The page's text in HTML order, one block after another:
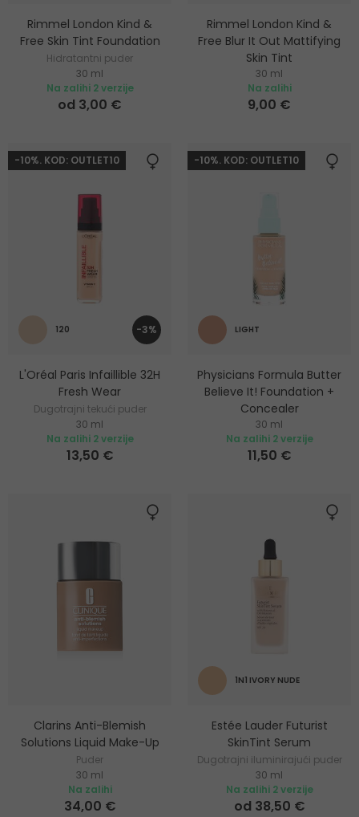
Rimmel London Kind &
Free Skin Tint Foundation
Hidratantni puder
30 ml
Na zalihi 2 verzije
od 3,00 €
Rimmel London Kind &
Free Blur It Out Mattifying
Skin Tint
Lagani matirajući puder za
mješovitu i masnu kožu
30 ml
Na zalihi
9,00 €
-10%. KOD: OUTLET10
-3%
120
L'Oréal Paris Infaillible 32H
Fresh Wear
Dugotrajni tekući puder
30 ml
Na zalihi 2 verzije
13,50 €
-10%. KOD: OUTLET10
LIGHT
Physicians Formula Butter
Believe It! Foundation +
Concealer
Dugotrajni krem puder
30 ml
Na zalihi 2 verzije
11,50 €
Clarins Anti-Blemish
Solutions Liquid Make-Up
Puder
30 ml
Na zalihi
34,00 €
1N1 IVORY NUDE
Estée Lauder Futurist
SkinTint Serum
Dugotrajni iluminirajući puder
30 ml
Na zalihi 2 verzije
od 38,50 €